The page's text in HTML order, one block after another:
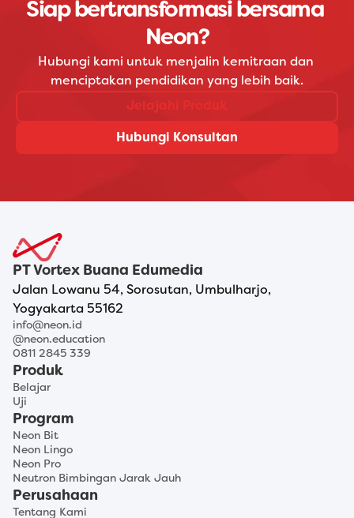
Siap bertransformasi bersama
Neon?
Hubungi kami untuk menjalin kemitraan dan
menciptakan pendidikan yang lebih baik.
Jelajahi Produk
Hubungi Konsultan
PT Vortex Buana Edumedia
Jalan Lowanu 54, Sorosutan, Umbulharjo,
Yogyakarta 55162
info@neon.id
@neon.education
0811 2845 339
Produk
Belajar
Uji
Program
Neon Bit
Neon Lingo
Neon Pro
Neutron Bimbingan Jarak Jauh
Perusahaan
Tentang Kami